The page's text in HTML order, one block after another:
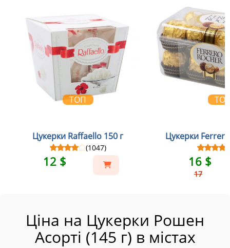
ТОП
Цукерки Raffaello 150 г
(1047)
12 $
Цукерки
16 $
17
Ціна на Цукерки Рошен
Асорті (145 г) в містах